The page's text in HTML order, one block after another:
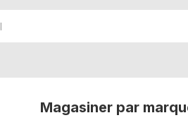
Magasiner par